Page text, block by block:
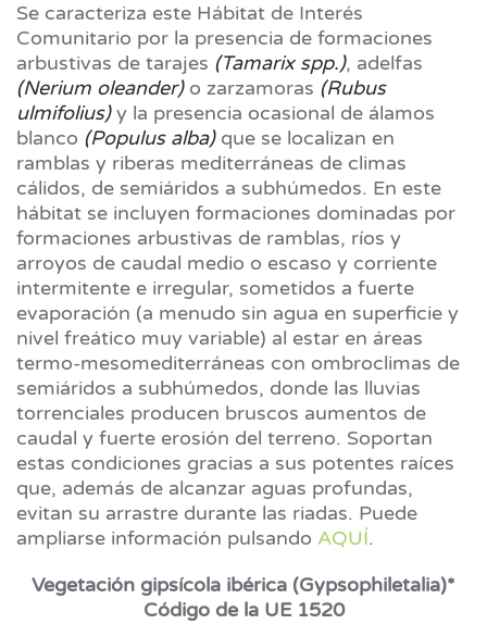
Se caracteriza este Hábitat de Interés
Comunitario por la presencia de formaciones
arbustivas de tarajes (Tamarix spp.), adelfas
(Nerium oleander)o zarzamoras (Rubus
ulmifolius)y la presencia ocasional de álamos
blanco (Populus alba)que se localizan en
ramblas y riberas mediterráneas de climas
cálidos, de semiáridos a subhúmedos. En este
hábitat se incluyen formaciones dominadas por
formaciones arbustivas de ramblas, ríos y
arroyos de caudal medio o escaso y corriente
intermitente e irregular, sometidos a fuerte
evaporación (a menudo sin agua en superficie y
nivel freático muy variable) al estar en áreas
termo-mesomediterráneas con ombroclimas de
semiáridos a subhúmedos, donde las lluvias
torrenciales producen bruscos aumentos de
caudal y fuerte erosión del terreno. Soportan
estas condiciones gracias a sus potentes raíces
que, además de alcanzar aguas profundas,
evitan su arrastre durante las riadas. Puede
ampliarse información pulsando AQUÍ.
Vegetación gipsícola ibérica (Gypsophiletalia)*
Código de la UE 1520